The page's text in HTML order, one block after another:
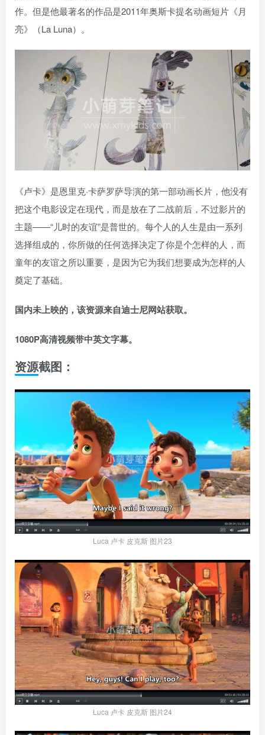
作。但是他最著名的作品是2011年奥斯卡提名动画短片《月
亮》（La Luna）。
《卢卡》是恩里克·卡萨罗萨导演的第一部动画长片，他没有
把这个电影设定在现代，而是放在了二战前后，不过影片的
主题——“儿时的友谊”是普世的。每个人的人生是由一系列
选择组成的，你所做的任何选择决定了你是个怎样的人，而
童年的友谊之所以重要，是因为它为我们想要成为怎样的人
奠定了基础。
国内未上映的，该资源来自迪士尼网站获取。
1080P高清视频带中英文字幕。
资源截图：
Luca 卢卡 皮克斯 图片23
Luca 卢卡 皮克斯 图片24